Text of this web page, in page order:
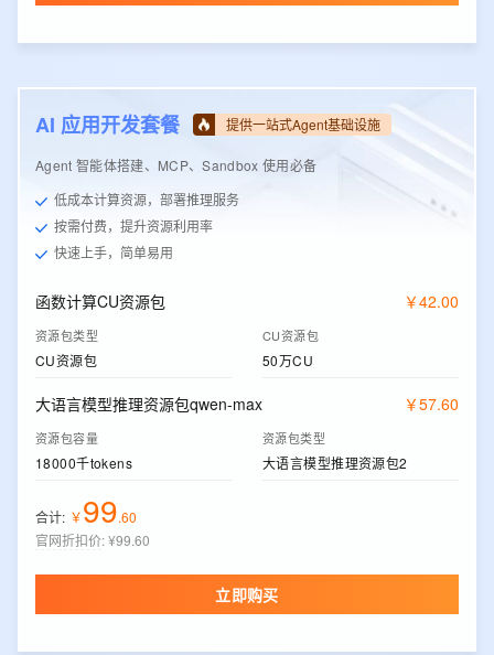
AI 应用开发套餐 提供一站式Agent基础设施
Agent 智能体搭建、MCP、Sandbox 使用必备
低成本计算资源，部署推理服务
按需付费，提升资源利用率
快速上手，简单易用
函数计算CU资源包 ￥42.00
资源包类型
CU资源包
CU资源包
50万CU
大语言模型推理资源包qwen-max ￥57.60
资源包容量
18000千tokens
资源包类型
大语言模型推理资源包2
合计: ￥99.60
官网折扣价:¥99.60
立即购买